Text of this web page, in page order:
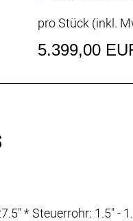
pro Stück (inkl.
5.399,00
* Steuerrohr: 1.5" -